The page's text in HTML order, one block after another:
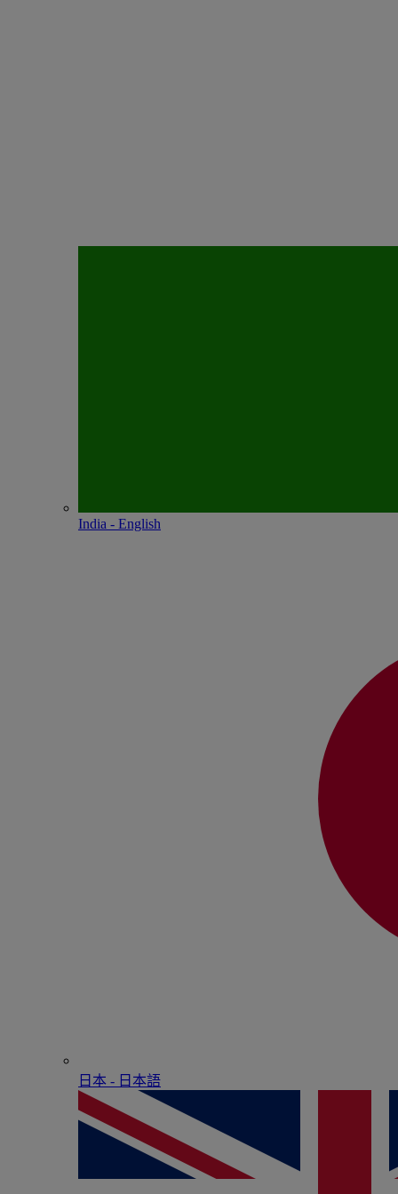
India - English
日本 - ⽇本語